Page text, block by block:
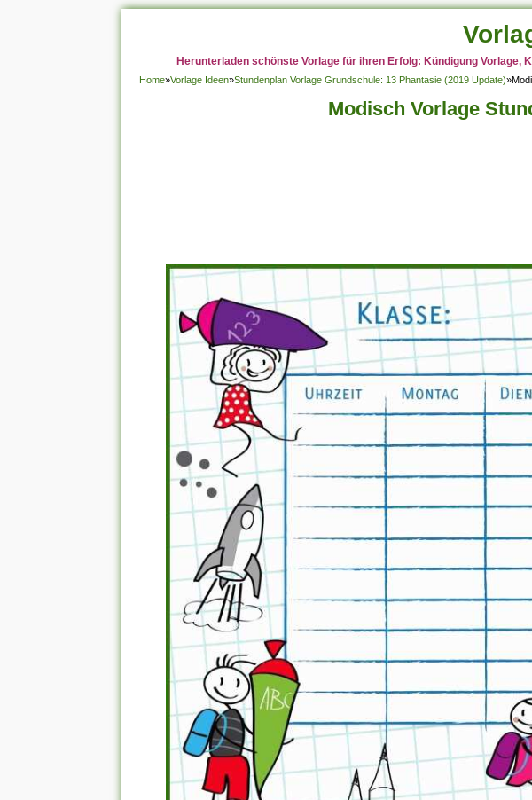
Herunterladen schönste Vorlage für ihren Erfolg: Kündigung Vorlage,
Home»Vorlage Ideen»Stundenplan Vorlage Grundschule: 13 Phantasie (2019 Update)»
Modisch Vorlage